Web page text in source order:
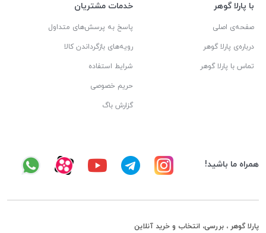
با پارلا گوهر
صفحه‌ی اصلی
درباره‌ی پارلا گوهر
تماس با پارلا گوهر
خدمات مشتریان
پاسخ به پرسش‌های متداول
رویه‌های بازگرداندن کالا
شرایط استفاده
حریم خصوصی
گزارش باگ
همراه ما باشید!
پارلا گوهر ، بررسی، انتخاب و خرید آنلاین